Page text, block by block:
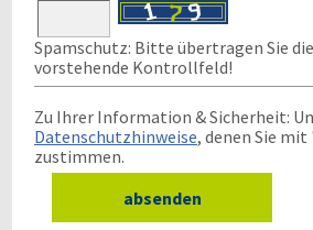
Spamschutz: Bitte übertragen Sie
vorstehende Kontrollfeld!
Zu Ihrer Information & Sicherheit:
Datenschutzhinweise, denen Sie
zustimmen.